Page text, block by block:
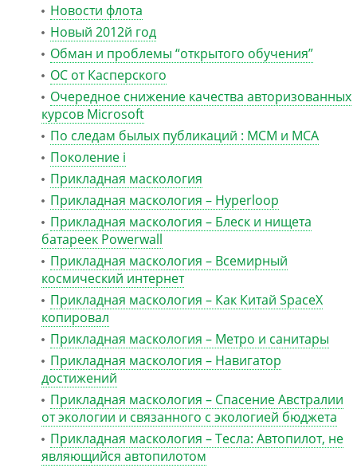
Новости флота
Новый 2012й год
Обман и проблемы “открытого обучения”
ОС от Касперского
Очередное снижение качества авторизованных
курсов Microsoft
По следам былых публикаций : MCM и MCA
Поколение i
Прикладная маскология
Прикладная маскология – Hyperloop
Прикладная маскология – Блеск и нищета
батареек Powerwall
Прикладная маскология – Всемирный
космический интернет
Прикладная маскология – Как Китай SpaceX
копировал
Прикладная маскология – Метро и санитары
Прикладная маскология – Навигатор
достижений
Прикладная маскология – Спасение Австралии
от экологии и связанного с экологией бюджета
Прикладная маскология – Тесла: Автопилот, не
являющийся автопилотом